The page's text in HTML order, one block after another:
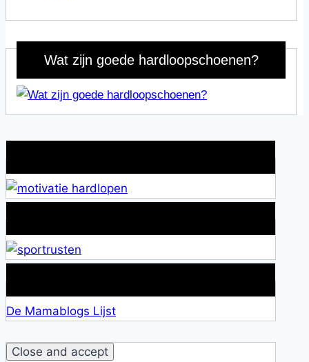
Wat zijn goede hardloopschoenen?
De Mamablogs Lijst